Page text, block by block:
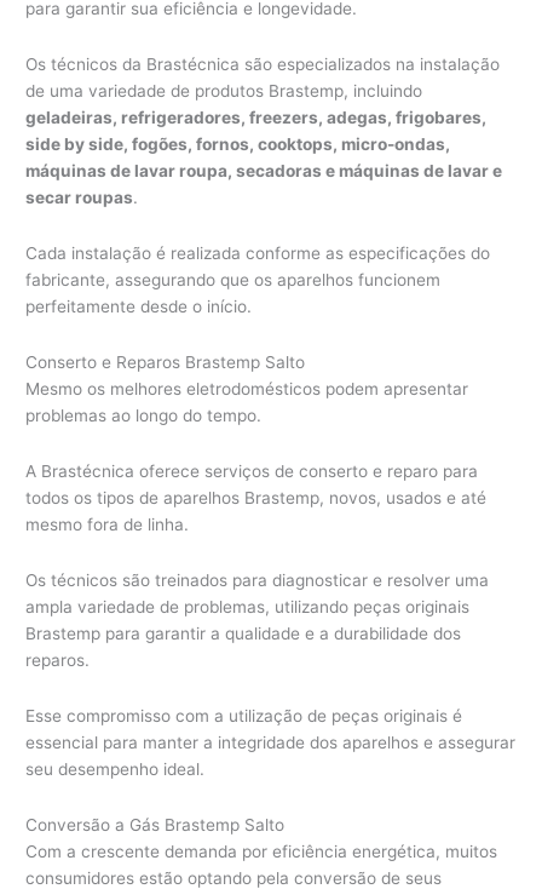
para garantir sua eficiência e longevidade.
Os técnicos da Brastécnica são especializados na instalação
de uma variedade de produtos Brastemp, incluindo
geladeiras, refrigeradores, freezers, adegas, frigobares,
side by side, fogões, fornos, cooktops, micro-ondas,
máquinas de lavar roupa, secadoras e máquinas de lavar e
secar roupas.
Cada instalação é realizada conforme as especificações do
fabricante, assegurando que os aparelhos funcionem
perfeitamente desde o início.
Conserto e Reparos Brastemp Salto
Mesmo os melhores eletrodomésticos podem apresentar
problemas ao longo do tempo.
A Brastécnica oferece serviços de conserto e reparo para
todos os tipos de aparelhos Brastemp, novos, usados e até
mesmo fora de linha.
Os técnicos são treinados para diagnosticar e resolver uma
ampla variedade de problemas, utilizando peças originais
Brastemp para garantir a qualidade e a durabilidade dos
reparos.
Esse compromisso com a utilização de peças originais é
essencial para manter a integridade dos aparelhos e assegurar
seu desempenho ideal.
Conversão a Gás Brastemp Salto
Com a crescente demanda por eficiência energética, muitos
consumidores estão optando pela conversão de seus